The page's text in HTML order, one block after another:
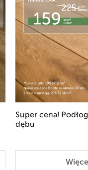
Super cena!
dębu